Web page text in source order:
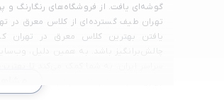
گوشه‌ای یافت. از فروشگاه‌های رنگارنگ
تهران طیف گسترده‌ای از کلاس معرق در
یافتن بهترین کلاس معرق در تهران
چالش‌برانگیز باشد. به همین دلیل،
سراسر ایران، به شما کمک می‌کند تا